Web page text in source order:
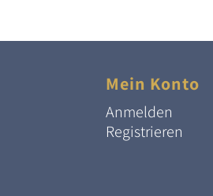
Mein Konto
Anmelden
Registrieren